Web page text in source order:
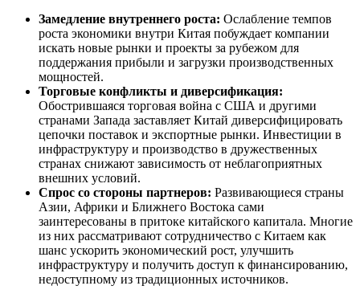
Замедление внутреннего роста: Ослабление темпов
роста экономики внутри Китая побуждает компании
искать новые рынки и проекты за рубежом для
поддержания прибыли и загрузки производственных
мощностей.
Торговые конфликты и диверсификация:
Обострившаяся торговая война с США и другими
странами Запада заставляет Китай диверсифицировать
цепочки поставок и экспортные рынки. Инвестиции в
инфраструктуру и производство в дружественных
странах снижают зависимость от неблагоприятных
внешних условий.
Спрос со стороны партнеров: Развивающиеся страны
Азии, Африки и Ближнего Востока сами
заинтересованы в притоке китайского капитала. Многие
из них рассматривают сотрудничество с Китаем как
шанс ускорить экономический рост, улучшить
инфраструктуру и получить доступ к финансированию,
недоступному из традиционных источников.